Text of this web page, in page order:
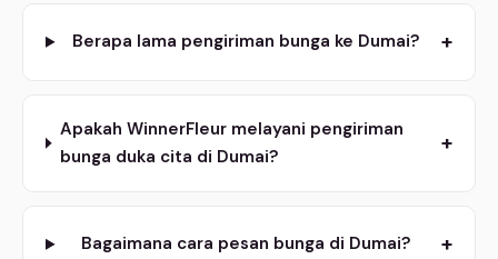
Berapa lama pengiriman bunga ke Dumai? +
Apakah WinnerFleur melayani pengiriman
bunga duka cita di Dumai?
+
Bagaimana cara pesan bunga di Dumai? +